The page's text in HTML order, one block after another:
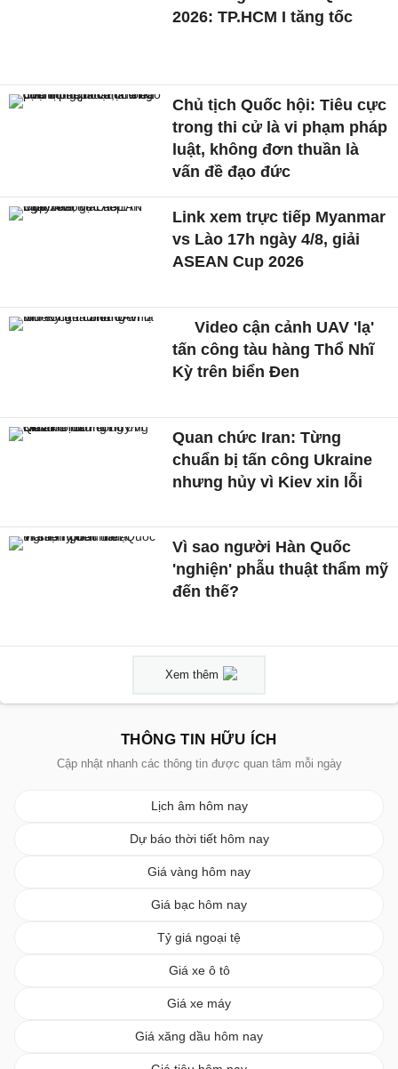
2026: TP.HCM I tăng tốc
Chủ tịch Quốc hội: Tiêu cực
trong thi cử là vi phạm pháp
luật, không đơn thuần là
vấn đề đạo đức
Link xem trực tiếp Myanmar
vs Lào 17h ngày 4/8, giải
ASEAN Cup 2026
Video cận cảnh UAV 'lạ'
tấn công tàu hàng Thổ Nhĩ
Kỳ trên biển Đen
Quan chức Iran: Từng
chuẩn bị tấn công Ukraine
nhưng hủy vì Kiev xin lỗi
Vì sao người Hàn Quốc
'nghiện' phẫu thuật thẩm mỹ
đến thế?
Xem thêm
THÔNG TIN HỮU ÍCH
Cập nhật nhanh các thông tin được quan tâm mỗi ngày
Lịch âm hôm nay
Dự báo thời tiết hôm nay
Giá vàng hôm nay
Giá bạc hôm nay
Tỷ giá ngoại tệ
Giá xe ô tô
Giá xe máy
Giá xăng dầu hôm nay